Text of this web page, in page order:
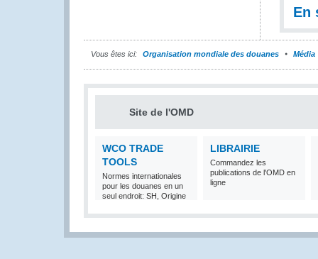
En
Vous êtes ici: Organisation mondiale des douanes Média
Site de l'OMD
WCO TRADE
TOOLS
Normes internationales
pour les douanes en un
seul endroit: SH, Origine
LIBRAIRIE
Commandez les
publications de l'OMD en
ligne